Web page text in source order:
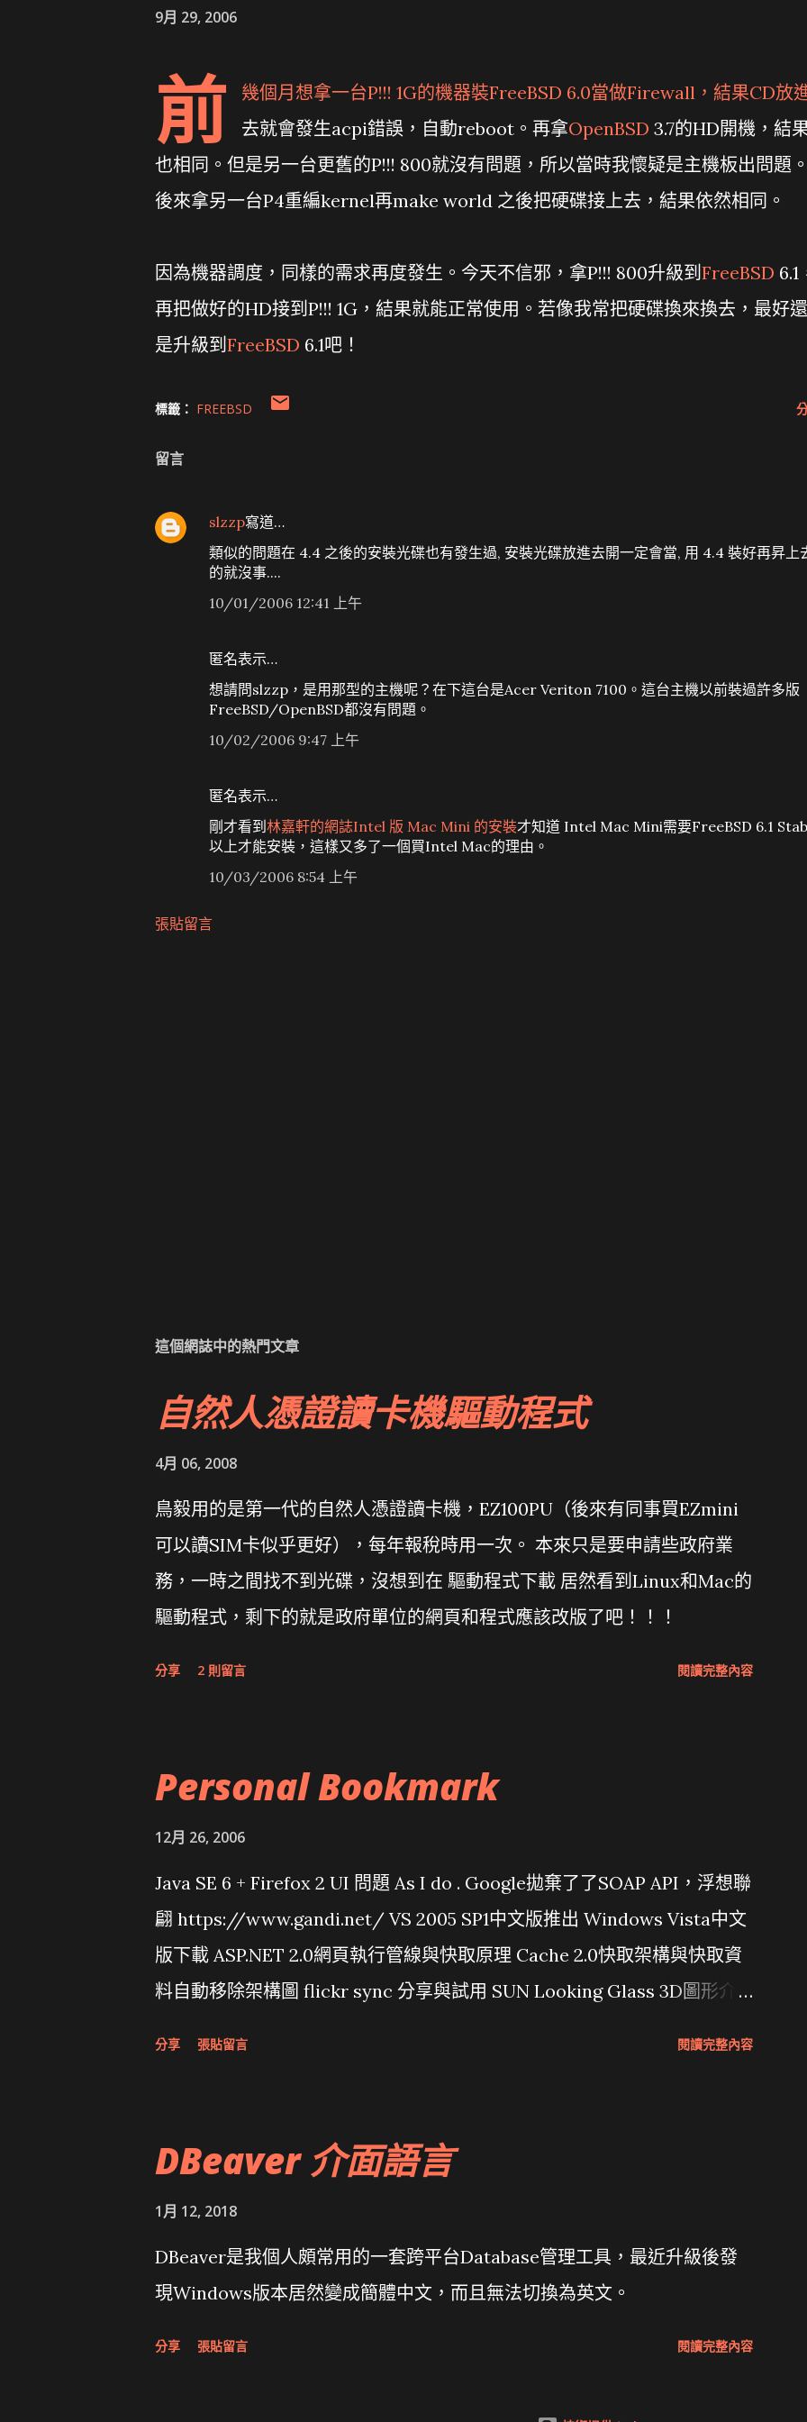
9月 29, 2006
前 幾個月想拿一台P!!! 1G的機器裝FreeBSD 6.0當做Firewall，結果CD放
去就會發生acpi錯誤，自動reboot。再拿OpenBSD 3.7的HD開機，結
也相同。但是另一台更舊的P!!! 800就沒有問題，所以當時我懷疑是主機板出問題
後來拿另一台P4重編kernel再make world 之後把硬碟接上去，結果依然相同。
因為機器調度，同樣的需求再度發生。今天不信邪，拿P!!! 800升級到FreeBSD 6.1
再把做好的HD接到P!!! 1G，結果就能正常使用。若像我常把硬碟換來換去，最好還
是升級到FreeBSD 6.1吧！
標籤： FREEBSD
留言
slzzp寫道…
類似的問題在 4.4 之後的安裝光碟也有發生過, 安裝光碟放進去開一定會當, 用 4.4 裝好再昇上
的就沒事....
10/01/2006 12:41 上午
匿名表示…
想請問slzzp，是用那型的主機呢？在下這台是Acer Veriton 7100。這台主機以前裝過許多版
FreeBSD/OpenBSD都沒有問題。
10/02/2006 9:47 上午
匿名表示…
剛才看到 林嘉軒的網誌Intel 版 Mac Mini 的安裝才知道 Intel Mac Mini需要FreeBSD 6.1
以上才能安裝，這樣又多了一個買Intel Mac的理由。
10/03/2006 8:54 上午
張貼留言
這個網誌中的熱門文章
自然人憑證讀卡機驅動程式
4月 06, 2008
鳥毅用的是第一代的自然人憑證讀卡機，EZ100PU（後來有同事買EZmini
可以讀SIM卡似乎更好），每年報稅時用一次。 本來只是要申請些政府業
務，一時之間找不到光碟，沒想到在 驅動程式下載 居然看到Linux和Mac的
驅動程式，剩下的就是政府單位的網頁和程式應該改版了吧！！！
分享 2 則留言 閱讀完整內容
Personal Bookmark
12月 26, 2006
Java SE 6 + Firefox 2 UI 問題 As I do . Google拋棄了了SOAP API，浮想聯
翩 https://www.gandi.net/ VS 2005 SP1中文版推出 Windows Vista中文
版下載 ASP.NET 2.0網頁執行管線與快取原理 Cache 2.0快取架構與快取資
料自動移除架構圖 flickr sync 分享與試用 SUN Looking Glass 3D圖形介
分享 張貼留言 閱讀完整內容
DBeaver 介面語言
1月 12, 2018
DBeaver是我個人頗常用的一套跨平台Database管理工具，最近升級後發
現Windows版本居然變成簡體中文，而且無法切換為英文。
分享 張貼留言 閱讀完整內容